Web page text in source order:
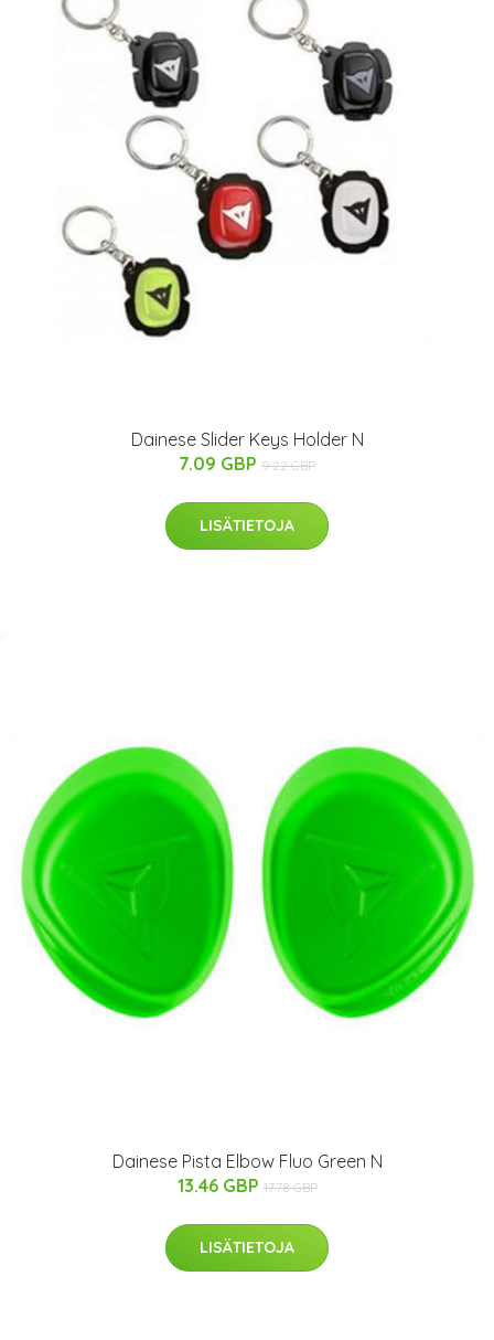
Dainese Slider Keys Holder N
7.09 GBP 9.22 GBP
LISÄTIETOJA
Dainese Pista Elbow Fluo Green N
13.46 GBP 17.78 GBP
LISÄTIETOJA